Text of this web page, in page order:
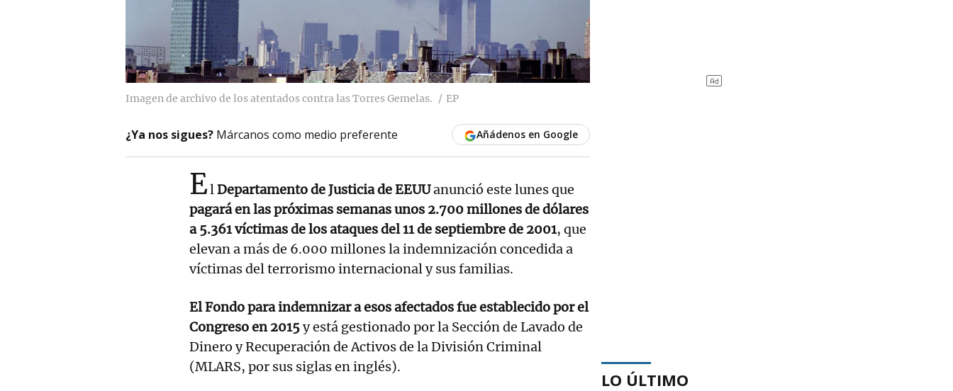
Imagen de archivo de los atentados contra las Torres Gemelas. EP
¿Ya nos sigues? Márcanos como medio preferente Añádenos en Google
ElDepartamento de Justicia de EEUUanunció este lunes que
pagará en las próximas semanas unos 2.700 millones de dólares
a 5.361 víctimas de los ataques del 11 de septiembre de 2001, que
elevan a más de 6.000 millones la indemnización concedida a
víctimas del terrorismo internacional y sus familias.
El Fondo para indemnizar a esos afectados fue establecido por el
Congreso en 2015y está gestionado por la Sección de Lavado de
Dinero y Recuperación de Activos de la División Criminal
(MLARS, por sus siglas en inglés).
LO ÚLTIMO